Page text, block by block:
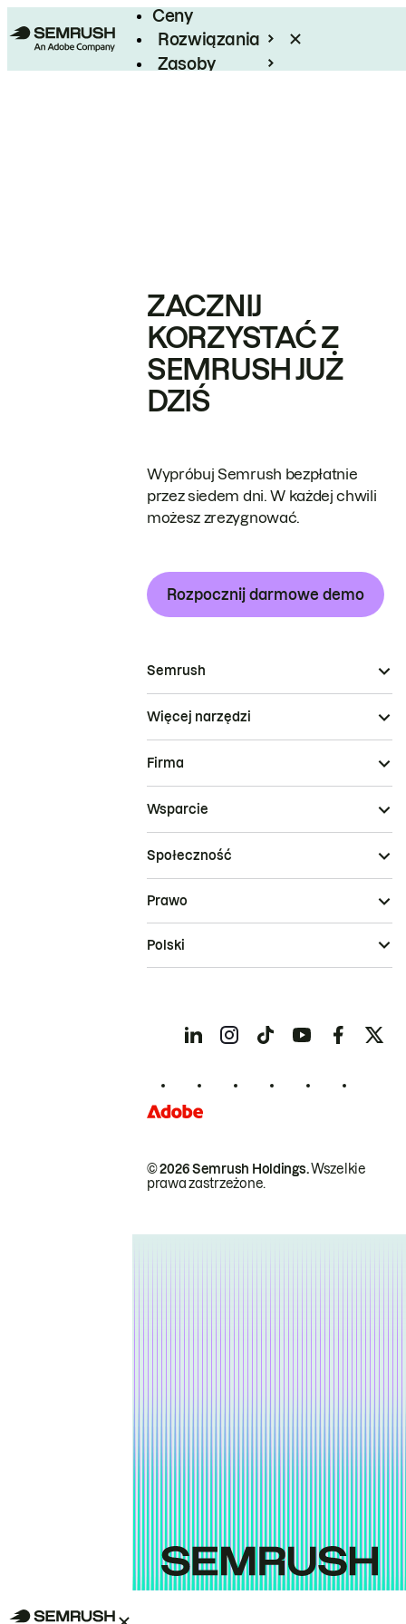
Ceny
Rozwiązania
Zasoby
ZACZNIJ
KORZYSTAĆ Z
SEMRUSH JUŻ
DZIŚ
Wypróbuj Semrush bezpłatnie
przez siedem dni. W każdej chwili
możesz zrezygnować.
Rozpocznij darmowe demo
Semrush
Więcej narzędzi
Firma
Wsparcie
Społeczność
© 2026 Semrush Holdings.Wszelkie
prawa zastrzeżone.
Prawo
Polski